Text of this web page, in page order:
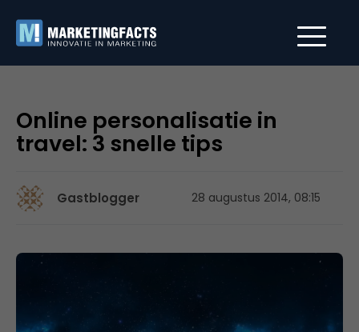
Online personalisatie in
travel: 3 snelle tips
Gastblogger 28 augustus 2014, 08:15